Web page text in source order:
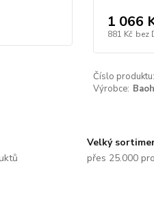
1 066
881 Kč bez
Číslo produktu:
Výrobce:
Velký
přes 25.000